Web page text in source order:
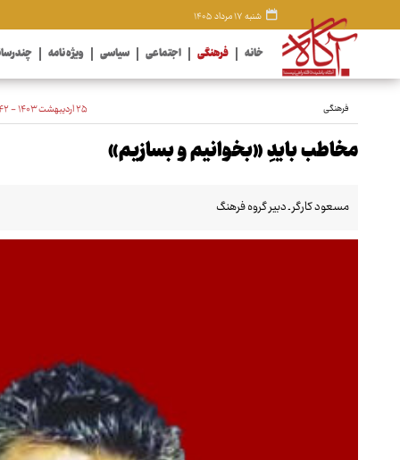
شنبه ۱۷ مرداد ۱۴۰۵
خانه فرهنگی اجتماعی سیاسی ویژه نامه
فرهنگی ۲۵ اردیبهشت ۱۴۰۳ - ۱۷:۴۲
مخاطب بایدِ «بخوانیم و بسازیم»
مسعود کارگر ـ دبیر گروه فرهنگ